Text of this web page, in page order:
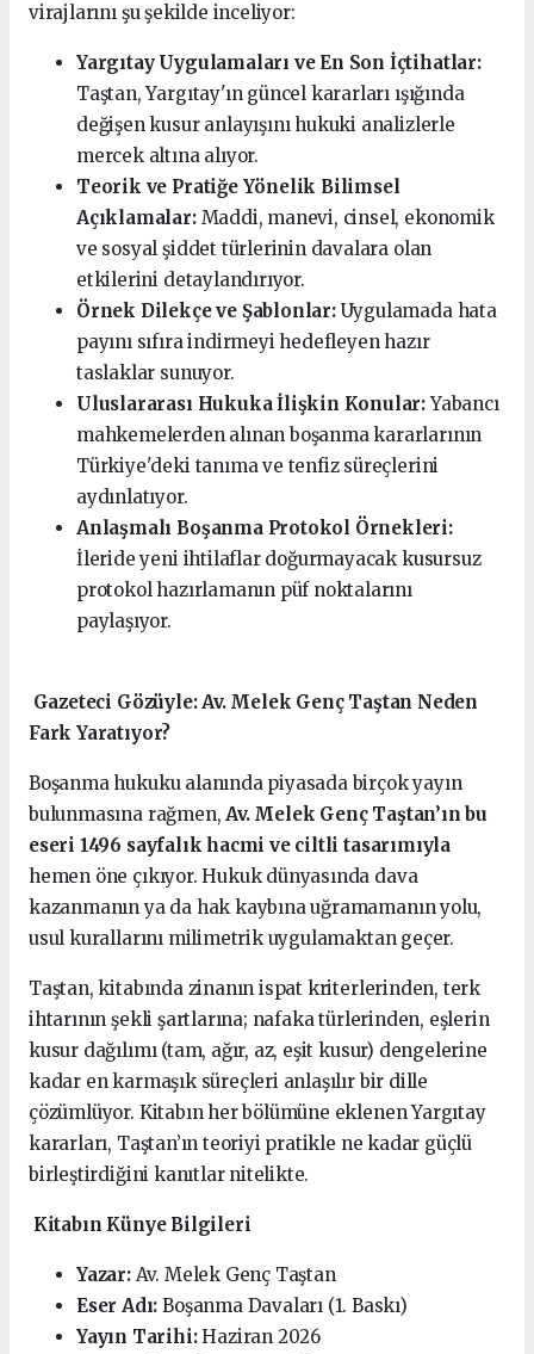
virajlarını şu şekilde inceliyor:
Yargıtay Uygulamaları ve En Son İçtihatlar:
Taştan, Yargıtay'ın güncel kararları ışığında
değişen kusur anlayışını hukuki analizlerle
mercek altına alıyor.
Teorik ve Pratiğe Yönelik Bilimsel
Açıklamalar:Maddi, manevi, cinsel, ekonomik
ve sosyal şiddet türlerinin davalara olan
etkilerini detaylandırıyor.
Örnek Dilekçe ve Şablonlar:Uygulamada hata
payını sıfıra indirmeyi hedefleyen hazır
taslaklar sunuyor.
Uluslararası Hukuka İlişkin Konular:Yabancı
mahkemelerden alınan boşanma kararlarının
Türkiye'deki tanıma ve tenfiz süreçlerini
aydınlatıyor.
Anlaşmalı Boşanma Protokol Örnekleri:
İleride yeni ihtilaflar doğurmayacak kusursuz
protokol hazırlamanın püf noktalarını
paylaşıyor.
️ Gazeteci Gözüyle: Av. Melek Genç Taştan Neden
Fark Yaratıyor?
Boşanma hukuku alanında piyasada birçok yayın
bulunmasına rağmen, Av. Melek Genç Taştan’ın bu
eseri 1496 sayfalık hacmi ve ciltli tasarımıyla
hemen öne çıkıyor. Hukuk dünyasında dava
kazanmanın ya da hak kaybına uğramamanın yolu,
usul kurallarını milimetrik uygulamaktan geçer.
Taştan, kitabında zinanın ispat kriterlerinden, terk
ihtarının şekli şartlarına; nafaka türlerinden, eşlerin
kusur dağılımı (tam, ağır, az, eşit kusur) dengelerine
kadar en karmaşık süreçleri anlaşılır bir dille
çözümlüyor. Kitabın her bölümüne eklenen Yargıtay
kararları, Taştan’ın teoriyi pratikle ne kadar güçlü
birleştirdiğini kanıtlar nitelikte.
Kitabın Künye Bilgileri
Yazar:Av. Melek Genç Taştan
Eser Adı: Boşanma Davaları (1. Baskı)
Yayın Tarihi:Haziran 2026